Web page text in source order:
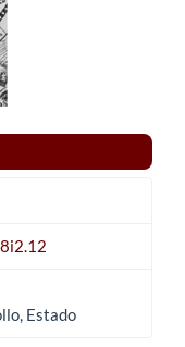
Estado